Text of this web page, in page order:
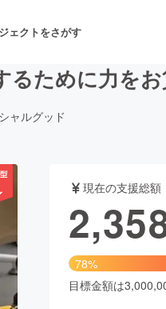
ェクトをさがす
台・パフォーマンス
フード・飲食店
ために力をお
ャルグッド
現在の支援総額
78%
目標金額は